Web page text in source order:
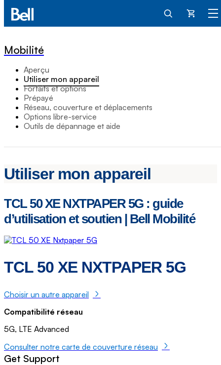
Panier
Mobilité
Aperçu
Utiliser mon appareil
Forfaits et options
Prépayé
Réseau, couverture et déplacements
Options libre-service
Outils de dépannage et aide
Utiliser mon appareil
TCL 50 XE NXTPAPER 5G : guide
d’utilisation et soutien | Bell Mobilité
TCL 50 XE NXTPAPER 5G
Choisir un autre appareil
Compatibilité réseau
5G‚ LTE Advanced
Consulter notre carte de couverture réseau
Get Support